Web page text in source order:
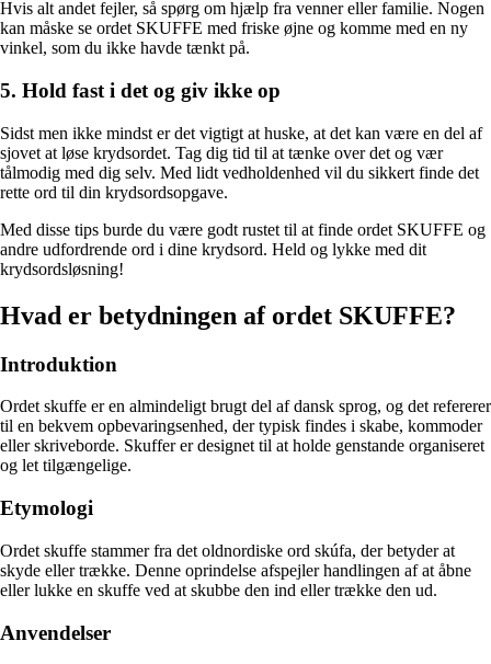
Hvis alt andet fejler, så spørg om hjælp fra venner eller familie. Nogen
kan måske se ordet SKUFFE med friske øjne og komme med en ny
vinkel, som du ikke havde tænkt på.
5. Hold fast i det og giv ikke op
Sidst men ikke mindst er det vigtigt at huske, at det kan være en del af
sjovet at løse krydsordet. Tag dig tid til at tænke over det og vær
tålmodig med dig selv. Med lidt vedholdenhed vil du sikkert finde det
rette ord til din krydsordsopgave.
Med disse tips burde du være godt rustet til at finde ordet SKUFFE og
andre udfordrende ord i dine krydsord. Held og lykke med dit
krydsordsløsning!
Hvad er betydningen af ordet SKUFFE?
Introduktion
Ordet skuffe er en almindeligt brugt del af dansk sprog, og det refererer
til en bekvem opbevaringsenhed, der typisk findes i skabe, kommoder
eller skriveborde. Skuffer er designet til at holde genstande organiseret
og let tilgængelige.
Etymologi
Ordet skuffe stammer fra det oldnordiske ord skúfa, der betyder at
skyde eller trække. Denne oprindelse afspejler handlingen af at åbne
eller lukke en skuffe ved at skubbe den ind eller trække den ud.
Anvendelser